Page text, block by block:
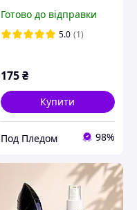
Готово до відправки
5.0 (1)
175₴
Купити
Под Пледом 98%